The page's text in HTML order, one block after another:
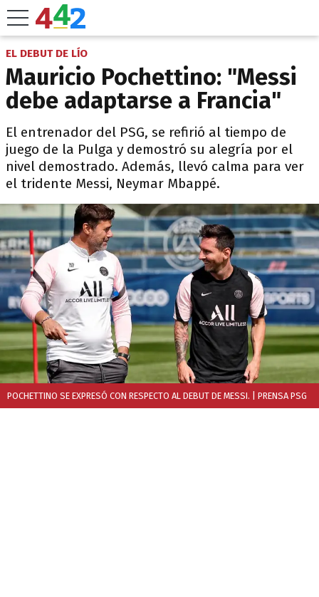
EL DEBUT DE LÍO
Mauricio Pochettino: "Messi
debe adaptarse a Francia"
El entrenador del PSG, se refirió al tiempo de
juego de la Pulga y demostró su alegría por el
nivel demostrado. Además, llevó calma para ver
el tridente Messi, Neymar Mbappé.
POCHETTINO SE EXPRESÓ CON RESPECTO AL DEBUT DE MESSI. | PRENSA PSG